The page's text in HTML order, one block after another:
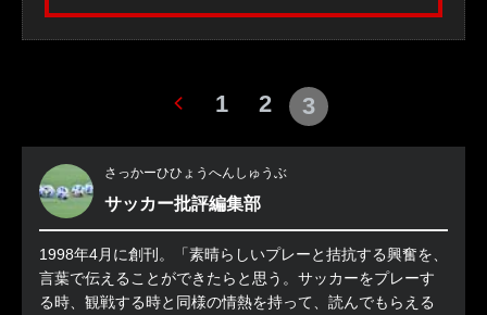
1 2 3
さっかーひひょうへんしゅうぶ
サッカー批評編集部
1998年4月に創刊。「素晴らしいプレーと拮抗する興奮を、
言葉で伝えることができたらと思う。サッカーをプレーす
る時、観戦する時と同様の情熱を持って、読んでもらえる